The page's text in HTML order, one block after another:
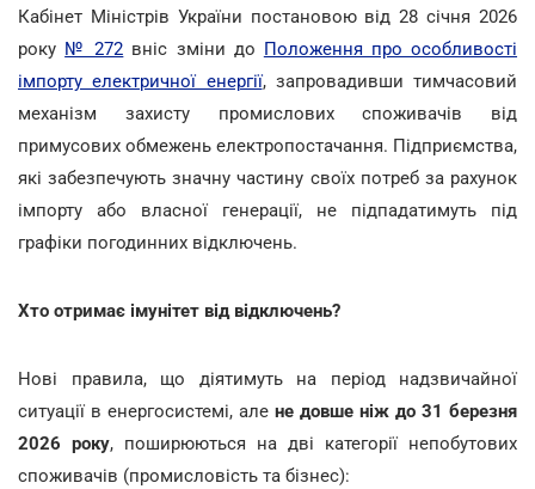
Кабінет Міністрів України постановою від 28 січня 2026
року № 272 вніс зміни до Положення про особливості
імпорту електричної енергії, запровадивши тимчасовий
механізм захисту промислових споживачів від
примусових обмежень електропостачання. Підприємства,
які забезпечують значну частину своїх потреб за рахунок
імпорту або власної генерації, не підпадатимуть під
графіки погодинних відключень.
Хто отримає імунітет від відключень?
Нові правила, що діятимуть на період надзвичайної
ситуації в енергосистемі, але не довше ніж до 31 березня
2026 року, поширюються на дві категорії непобутових
споживачів (промисловість та бізнес):